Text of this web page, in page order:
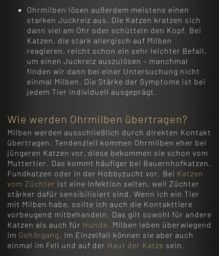
Ohrmilben lösen außerdem meistens einen
starken Juckreiz aus. Die Katzen kratzen sich
dann viel am Ohr oder schütteln den Kopf. Bei
Katzen, die stark allergisch auf Milben
reagieren, reicht schon ein sehr leichter Befall,
um einen Juckreiz auszulösen – manchmal
finden wir dann bei einer Untersuchung nicht
einmal Milben. Die Stärke der Symptome ist bei
jedem Tier individuell ausgeprägt.
Wie werden Ohrmilben übertragen?
Milben werden ausschließlich durch direkten Kontakt
übertragen. Tendenziell kommen Ohrmilben eher bei
jüngeren Katzen vor, diese bekommen sie schon vom
Muttertier. Das kommt häufiger bei Bauernhofkatzen,
Fundkatzen oder in der Hobbyzucht vor. Bei Katzen
vom Züchter ist eine Infektion selten, weil Züchter
stärker dafür sensibilisiert sind. Wenn ich ein Tier
mit Milben habe, sollte ich auch die Kontakttiere
vorbeugend mitbehandeln. Das gilt sowohl für andere
Katzen als auch für Hunde . Milben leben überwiegend
im Gehörgang
. Im Einzelfall können sie aber auch
einmal im Fell und auf der Haut der Katze sein.